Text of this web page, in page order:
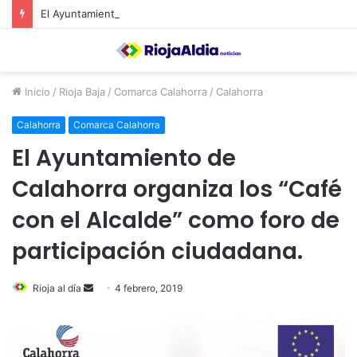
Inicio / Rioja Baja / Comarca Calahorra / Calahorra
Calahorra Comarca Calahorra
El Ayuntamiento de
Calahorra organiza los “Café
con el Alcalde” como foro de
participación ciudadana.
Rioja al día 4 febrero, 2019